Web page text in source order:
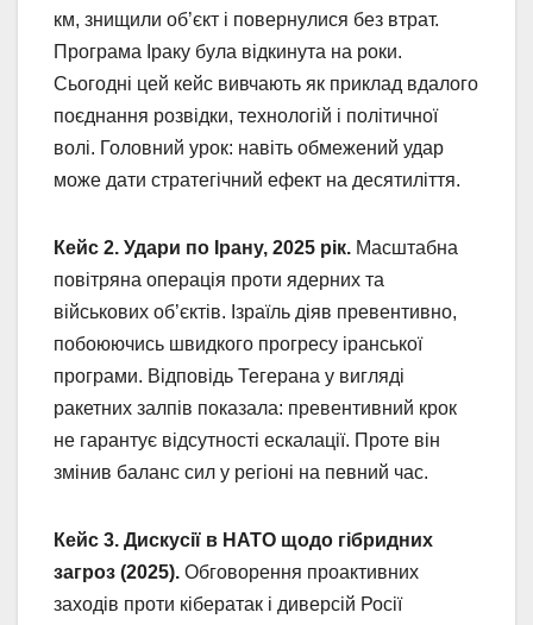
км, знищили об’єкт і повернулися без втрат.
Програма Іраку була відкинута на роки.
Сьогодні цей кейс вивчають як приклад вдалого
поєднання розвідки, технологій і політичної
волі. Головний урок: навіть обмежений удар
може дати стратегічний ефект на десятиліття.
Кейс 2. Удари по Ірану, 2025 рік. Масштабна
повітряна операція проти ядерних та
військових об’єктів. Ізраїль діяв превентивно,
побоюючись швидкого прогресу іранської
програми. Відповідь Тегерана у вигляді
ракетних залпів показала: превентивний крок
не гарантує відсутності ескалації. Проте він
змінив баланс сил у регіоні на певний час.
Кейс 3. Дискусії в НАТО щодо гібридних
загроз (2025). Обговорення проактивних
заходів проти кібератак і диверсій Росії